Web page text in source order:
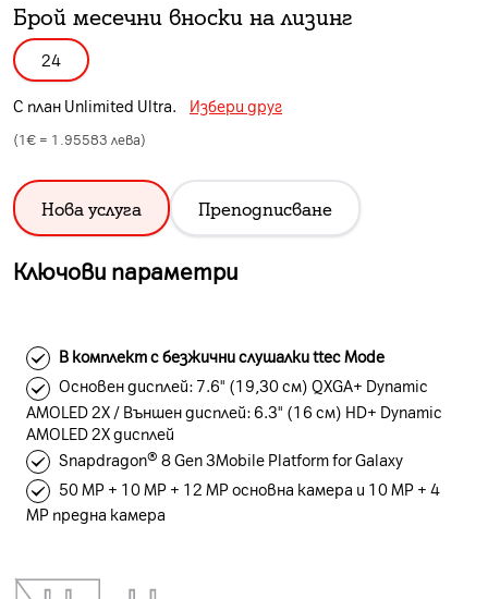
Брой месечни вноски на лизинг
24
С план Unlimited Ultra. Избери друг
(1€ = 1.95583 лева)
Нова услуга Преподписване
Ключови параметри
В комплект с безжични слушалки ttec Mode
Основен дисплей: 7.6" (19,30 см) QXGA+ Dynamic
AMOLED 2X / Външен дисплей: 6.3" (16 см) HD+ Dynamic
AMOLED 2X дисплей
Snapdragon® 8 Gen 3Mobile Platform for Galaxy
50 MP + 10 MP + 12 MP основна камера и 10 MP + 4
MP предна камера